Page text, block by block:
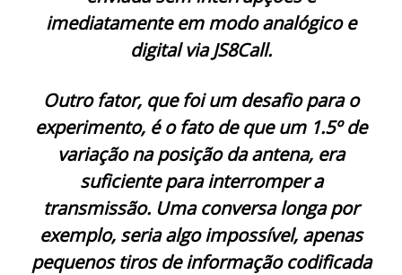
imediatamente em modo analógico e
digital via JS8Call.
Outro fator, que foi um desafio para o
experimento, é o fato de que um 1.5º de
variação na posição da antena, era
suficiente para interromper a
transmissão. Uma conversa longa por
exemplo, seria algo impossível, apenas
pequenos tiros de informação codificada